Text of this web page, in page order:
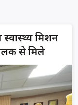
स्वास्थ्य मिशन
से मिले